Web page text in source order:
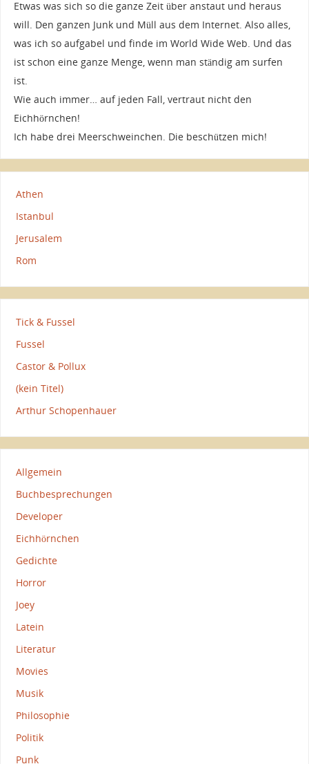
Etwas was sich so die ganze Zeit über anstaut und heraus
will. Den ganzen Junk und Müll aus dem Internet. Also alles,
was ich so aufgabel und finde im World Wide Web. Und das
ist schon eine ganze Menge, wenn man ständig am surfen
ist.
Wie auch immer… auf jeden Fall, vertraut nicht den
Eichhörnchen!
Ich habe drei Meerschweinchen. Die beschützen mich!
Athen
Istanbul
Jerusalem
Rom
Tick & Fussel
Fussel
Castor & Pollux
(kein Titel)
Arthur Schopenhauer
Allgemein
Buchbesprechungen
Developer
Eichhörnchen
Gedichte
Horror
Joey
Latein
Literatur
Movies
Musik
Philosophie
Politik
Punk